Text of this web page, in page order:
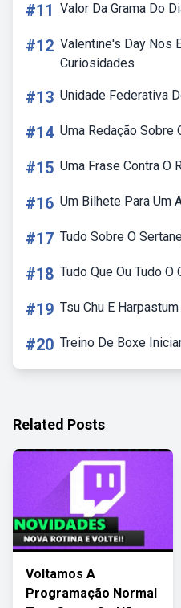
#11 Valor Da Grama Do
#12 Valentine's Day Nos
Curiosidades
#13 Unidade Federativa
#14 Uma Redação Sobre
#15 Uma Frase Contra O
#16 Um Bilhete Para Um
#17 Tudo Sobre O
#18 Tudo Que Ou Tudo O
#19 Tsu Chu E
#20 Treino De Boxe
Related Posts
Voltamos A
Programação Normal